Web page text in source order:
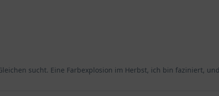
sucht. Eine Farbexplosion im Herbst, ich bin faziniert,